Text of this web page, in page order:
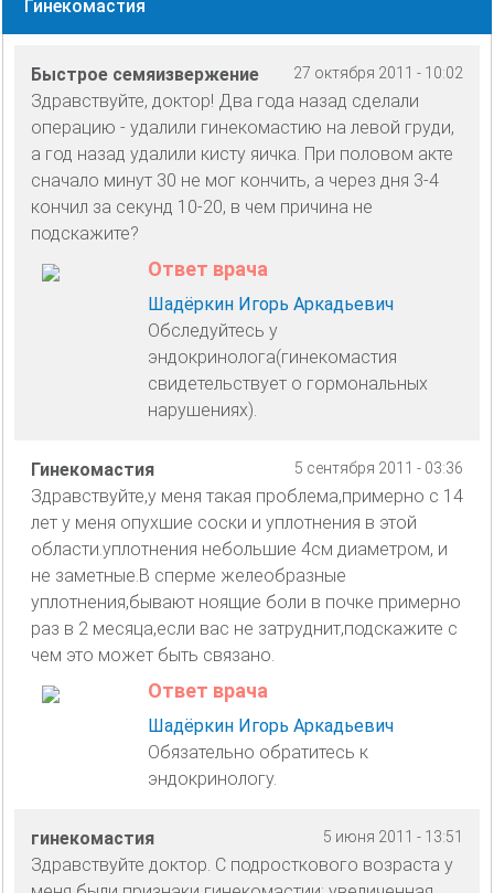
Гинекомастия
27 октября 2011 - 10:02
Быстрое семяизвержение
Здравствуйте, доктор! Два года назад сделали
операцию - удалили гинекомастию на левой груди,
а год назад удалили кисту яичка. При половом акте
сначало минут 30 не мог кончить, а через дня 3-4
кончил за секунд 10-20, в чем причина не
подскажите?
Ответ врача
Шадёркин Игорь Аркадьевич
Обследуйтесь у
эндокринолога(гинекомастия
свидетельствует о гормональных
нарушениях).
5 сентября 2011 - 03:36
Гинекомастия
Здравствуйте,у меня такая проблема,примерно с 14
лет у меня опухшие соски и уплотнения в этой
области.уплотнения небольшие 4см диаметром, и
не заметные.В сперме желеобразные
уплотнения,бывают ноящие боли в почке примерно
раз в 2 месяца,если вас не затруднит,подскажите с
чем это может быть связано.
Ответ врача
Шадёркин Игорь Аркадьевич
Обязательно обратитесь к
эндокринологу.
5 июня 2011 - 13:51
гинекомастия
Здравствуйте доктор. С подросткового возраста у